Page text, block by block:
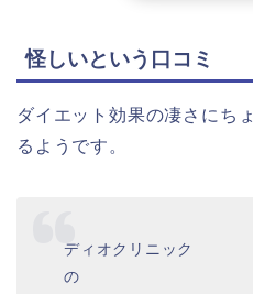
怪しいという口コミ
ダイエット効果の凄さにち
るようです。
ディオクリニック
の